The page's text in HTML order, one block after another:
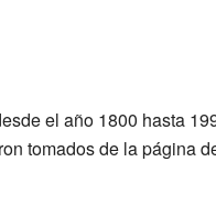
el año 1800 hasta
tomados de la página